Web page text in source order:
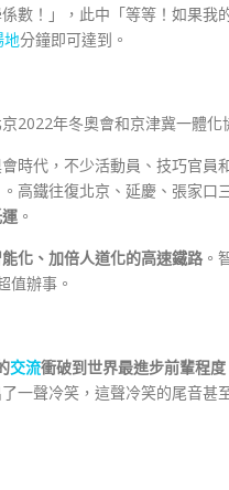
數！」，此中「等等！如果我
地分鐘即可達到。
2022年冬奧會和京津冀一體化
時代，不少活動員、技巧官員
高鐵往復北京、延慶、張家口
。
化、加倍人道化的高速鐵路 。
值辦事。
交流衝破到世界最進步前輩程
了一聲冷笑，這聲冷笑的尾音